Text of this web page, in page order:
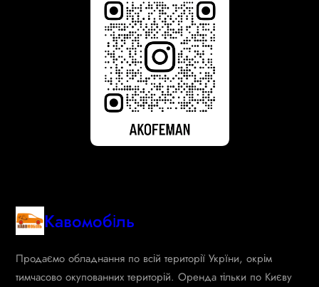
Кавомобіль
Продаємо обладнання по всій території Укрїни, окрім
тимчасово окупованних територій. Оренда тільки по Києву